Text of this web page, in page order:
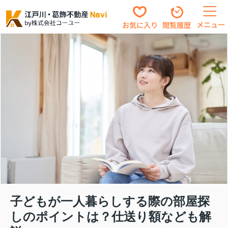
お気に入り 閲覧履歴 メニュー
子どもが一人暮らしする際の部屋探
しのポイントは？仕送り額なども解